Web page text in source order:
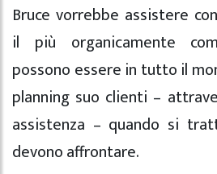
Bruce vorrebbe assistere
il più organicamente
possono essere in tutto il
planning suo clienti –
assistenza – quando si
devono affrontare.